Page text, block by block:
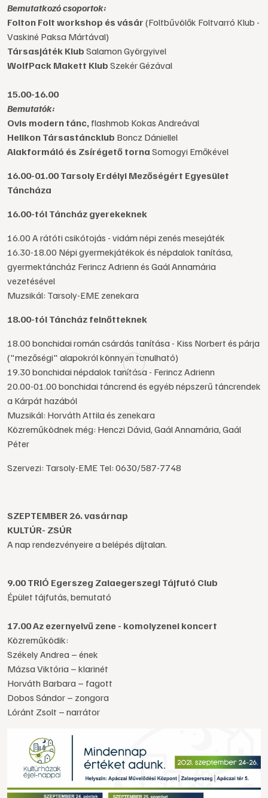
Bemutatkozó csoportok:
Folton Folt workshop és vásár (Foltbűvölők Foltvarró Klub -
Vaskiné Paksa Mártával)
Társasjáték Klub Salamon Györgyivel
WolfPack Makett Klub Szekér Gézával
15.00-16.00
Bemutatók:
Ovis modern tánc, flashmob Kokas Andreával
Helikon Társastáncklub Boncz Dániellel
Alakformáló és Zsírégető torna Somogyi Emőkével
16.00-01.00 Tarsoly Erdélyi Mezőségért Egyesület
Táncháza
16.00-tól Táncház gyerekeknek
16.00 A rátóti csikótojás - vidám népi zenés mesejáték
16.30-18.00 Népi gyermekjátékok és népdalok tanítása,
gyermektáncház Ferincz Adrienn és Gaál Annamária
vezetésével
Muzsikál: Tarsoly-EME zenekara
18.00-tól Táncház felnőtteknek
18.00 bonchidai román csárdás tanítása - Kiss Norbert és párja
("mezőségi" alapokról könnyen tanulható)
19.30 bonchidai népdalok tanítása - Ferincz Adrienn
20.00-01.00 bonchidai táncrend és egyéb népszerű táncrendek
a Kárpát hazából
Muzsikál: Horváth Attila és zenekara
Közreműködnek még: Henczi Dávid, Gaál Annamária, Gaál
Péter
Szervezi: Tarsoly-EME Tel: 0630/587-7748
SZEPTEMBER 26. vasárnap
KULTÚR- ZSÚR
A nap rendezvényeire a belépés díjtalan.
9.00 TRIÓ Egerszeg Zalaegerszegi Tájfutó Club
Épület tájfutás, bemutató
17.00 Az ezernyelvű zene - komolyzenei koncert
Közreműködik:
Székely Andrea – ének
Mázsa Viktória – klarinét
Horváth Barbara – fagott
Dobos Sándor – zongora
Lóránt Zsolt – narrátor